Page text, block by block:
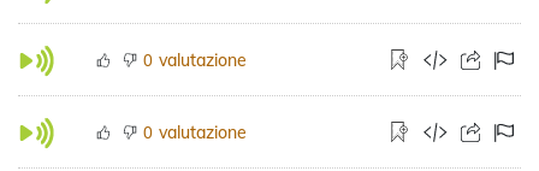
0 valutazione
0 valutazione